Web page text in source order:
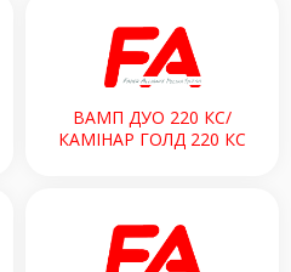
ВАМП ДУО 220 КС/
КАМІНАР ГОЛД 220 КС